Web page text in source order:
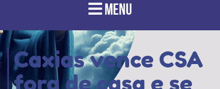
MENU
Caxias vence CSA
fora de casa e se